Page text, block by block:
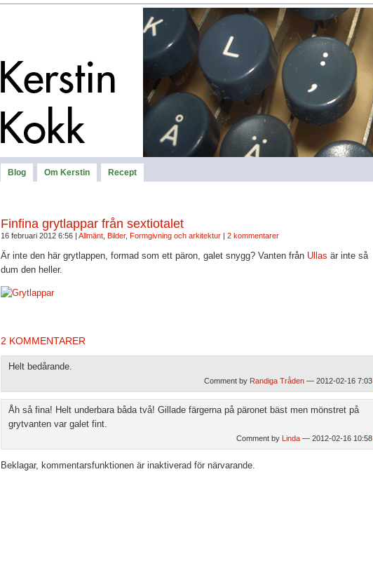
Blog Om Kerstin Recept
Finfina grytlappar från sextiotalet
16 februari 2012 6:56 | Allmänt, Bilder, Formgivning och arkitektur| 2 kommentarer
Är inte den här grytlappen, formad som ett päron, galet snygg? Vanten från Ullas är inte så
dum den heller.
2 KOMMENTARER
Helt bedårande.
Comment by Randiga Tråden— 2012-02-16 7:03
Åh så fina! Helt underbara båda två! Gillade färgerna på päronet bäst men mönstret på
grytvanten var galet fint.
Comment by Linda— 2012-02-16 10:58
Beklagar, kommentarsfunktionen är inaktiverad för närvarande.